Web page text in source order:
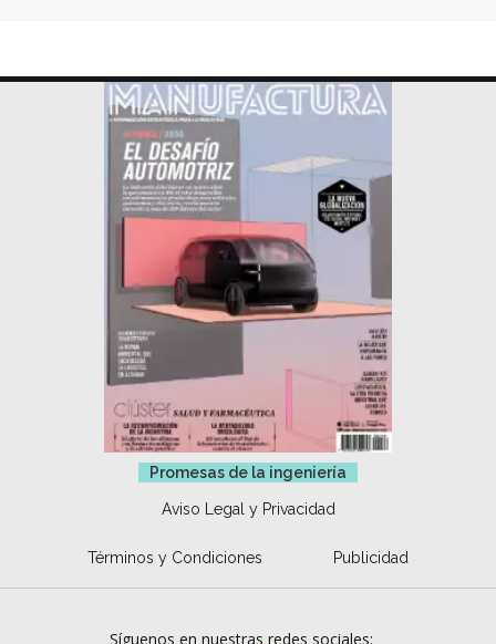
Promesas de la ingeniería
Aviso Legal y Privacidad
Términos y Condiciones Publicidad
Síguenos en nuestras redes sociales: